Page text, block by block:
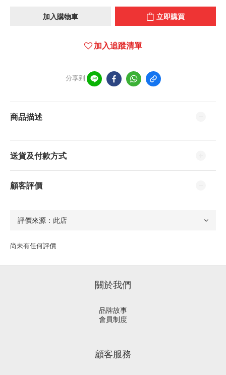
加入購物車 立即購買
加入追蹤清單
分享到
商品描述
送貨及付款方式
顧客評價
尚未有任何評價
關於我們
品牌故事
會員制度
顧客服務